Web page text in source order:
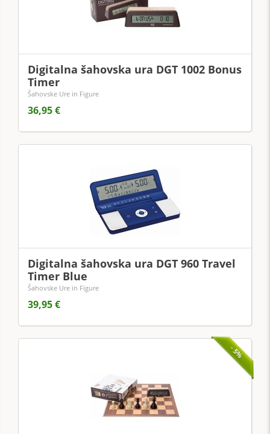
Digitalna šahovska ura DGT 1002 Bonus
Timer
Šahovske Ure in Figure
36,95 €
Digitalna šahovska ura DGT 960 Travel
Timer Blue
Šahovske Ure in Figure
39,95 €
- 5%